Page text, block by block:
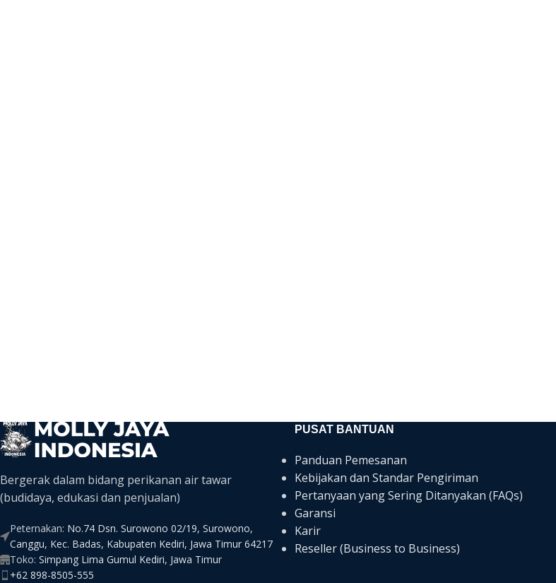
Bergerak dalam bidang perikanan air tawar
(budidaya, edukasi dan penjualan)
Peternakan: No.74 Dsn. Surowono 02/19, Surowono,
Canggu, Kec. Badas, Kabupaten Kediri, Jawa Timur 64217
Toko: Simpang Lima Gumul Kediri, Jawa Timur
+62 898-8505-555
PUSAT BANTUAN
Panduan Pemesanan
Kebijakan dan Standar Pengiriman
Pertanyaan yang Sering Ditanyakan (FAQs)
Garansi
Karir
Reseller (Business to Business)